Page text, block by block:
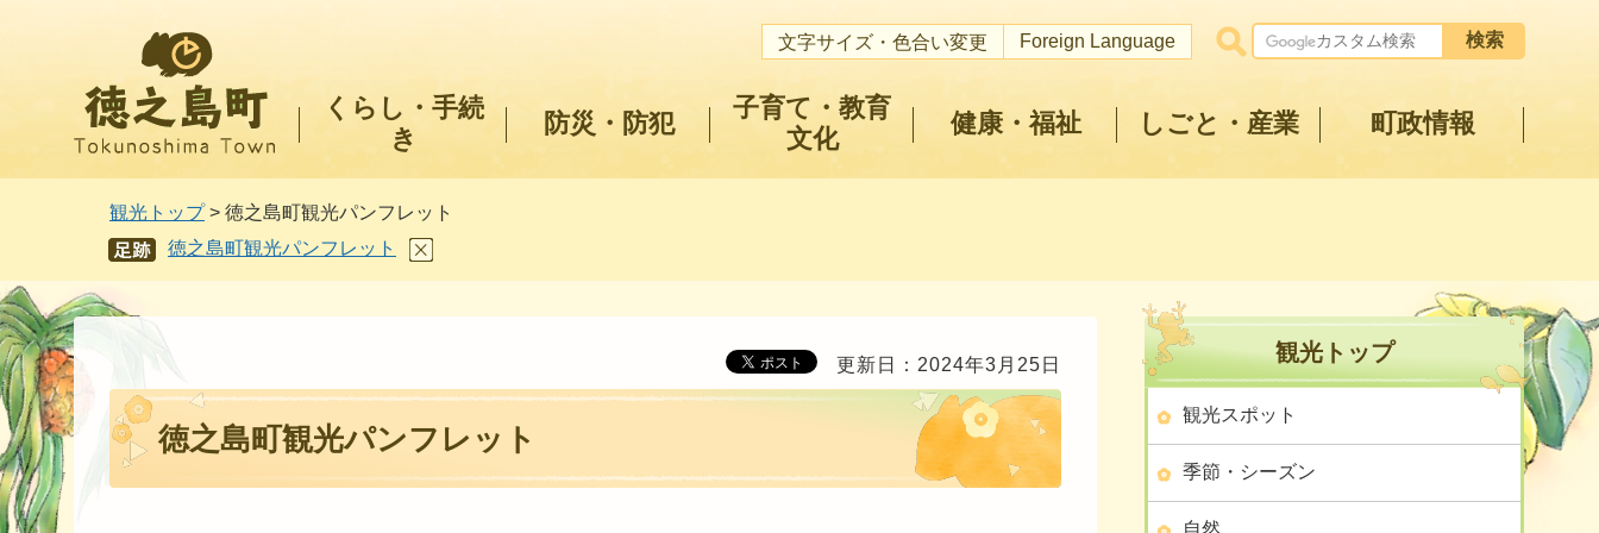
文字サイズ・色合い変更 Foreign Language
くらし・手続
き
防災・防犯
子育て・教育
文化
健康・福祉 しごと・産業 町政情報
観光トップ> 徳之島町観光パンフレット
あし
あと
徳之島町観光パンフレット
更新日：2024年3月25日
徳之島町観光パンフレット
観光トップ
観光スポット
季節・シーズン
自然